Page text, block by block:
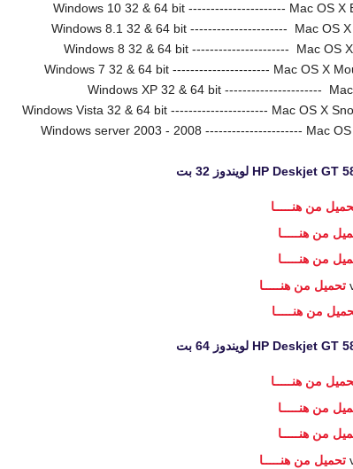
Windows 10 32 & 64 bit ---------------------- Mac OS X
Windows 8.1 32 & 64 bit ---------------------- Mac OS
Windows 8 32 & 64 bit ---------------------- Mac OS
Windows 7 32 & 64 bit ---------------------- Mac OS X
Windows XP 32 & 64 bit ----------------------
Windows Vista 32 & 64 bit ---------------------- Mac OS X
Windows server 2003 - 2008 ---------------------- Mac
من هنـــــا
من هنـــــا
من هنـــــا
تحميل من هنـــــا
من هنـــــا
من هنـــــا
من هنـــــا
من هنـــــا
تحميل من هنـــــا